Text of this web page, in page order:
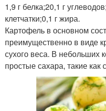
1,9 г белка;20,1 г
клетчатки;0,1 г жира.
Картофель в основном
преимущественно в виде
сухого веса. В небольших
простые сахара, такие как